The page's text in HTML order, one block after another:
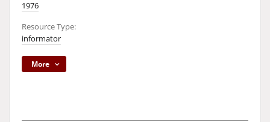
1976
Resource Type:
informator
More